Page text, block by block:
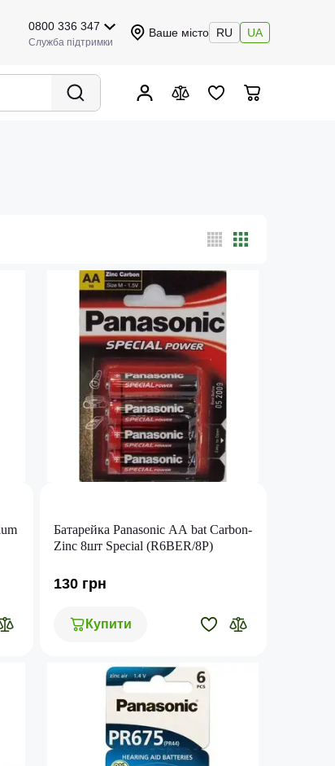
0800 336 347
Служба підтримки
Ваше місто RU UA
Батарейка Panasonic AA bat Carbon-
Zinc 8шт Special (R6BER/8P)
130 грн
Купити